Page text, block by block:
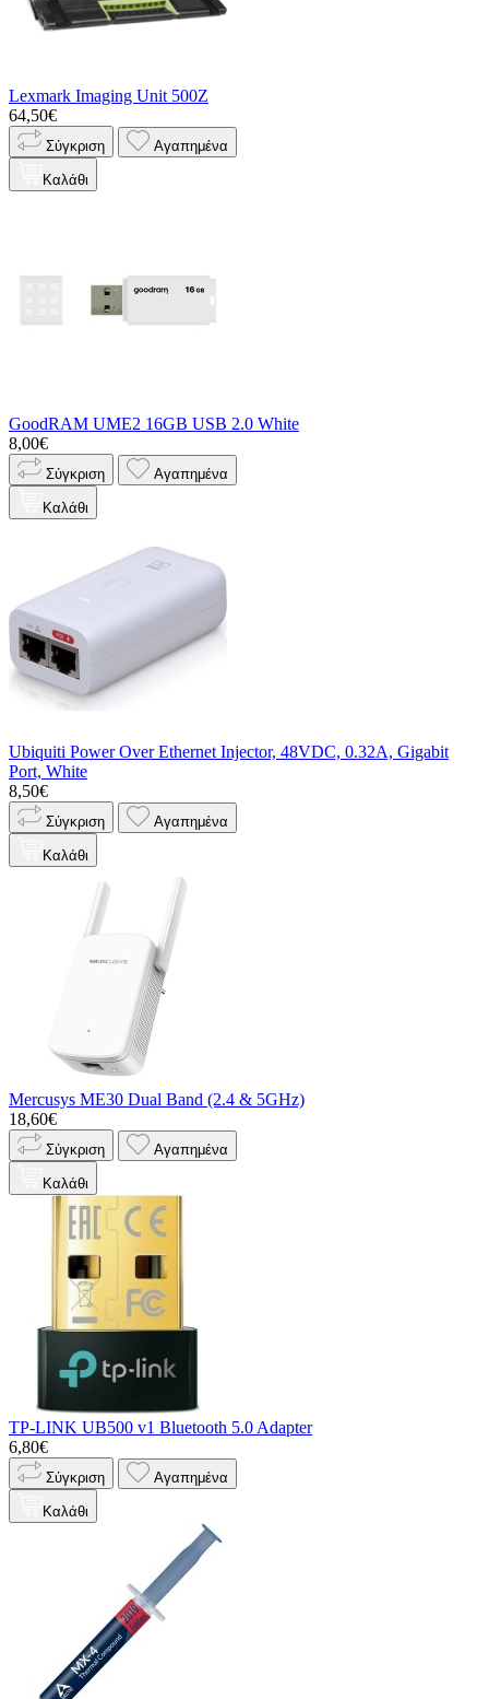
Lexmark Imaging Unit 500Z
64,50€
Σύγκριση Αγαπημένα
Καλάθι
GoodRAM UME2 16GB USB 2.0 White
8,00€
Σύγκριση Αγαπημένα
Καλάθι
Ubiquiti Power Over Ethernet Injector, 48VDC, 0.32A, Gigabit
Port, White
8,50€
Σύγκριση Αγαπημένα
Καλάθι
Mercusys ME30 Dual Band (2.4 & 5GHz)
18,60€
Σύγκριση Αγαπημένα
Καλάθι
TP-LINK UB500 v1 Bluetooth 5.0 Adapter
6,80€
Σύγκριση Αγαπημένα
Καλάθι